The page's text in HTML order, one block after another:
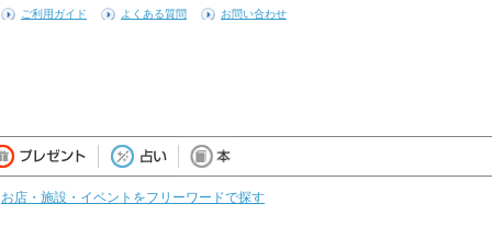
ご利用ガイド よくある質問 お問い合わせ
お店・施設・イベントをフリーワードで探す